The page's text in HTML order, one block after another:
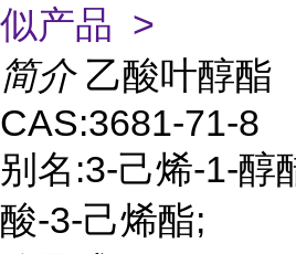
似产品 >
简介 乙酸叶醇酯
CAS:3681-71-8
别名:3-己烯-1-醇
酸-3-己烯酯;